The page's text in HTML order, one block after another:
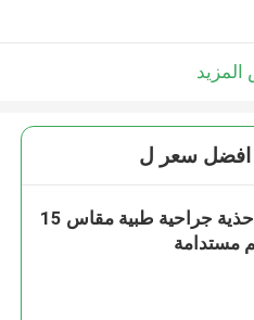
افضل سعر ل
أغطية أحذية جراحية طبية مقاس 15